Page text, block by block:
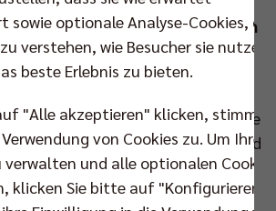
SVG Lüneburg, die weiterhin alles in
hat.
den Gästen im Sportforum die
Olympia-Bewerbung gefragt. Die
Halt in Hohenschönhausen und lud
Nachdem über Sport geredet
auch zu sehen: Headcoach
optionale Analyse-Cookies, die
verstehen, wie Besucher sie nutzen,
beste Erlebnis zu bieten.
"Alle akzeptieren" klicken, stimmen
von Cookies zu. Um Ihre
verwalten und alle optionalen Cookies
klicken Sie bitte auf "Konfigurieren".